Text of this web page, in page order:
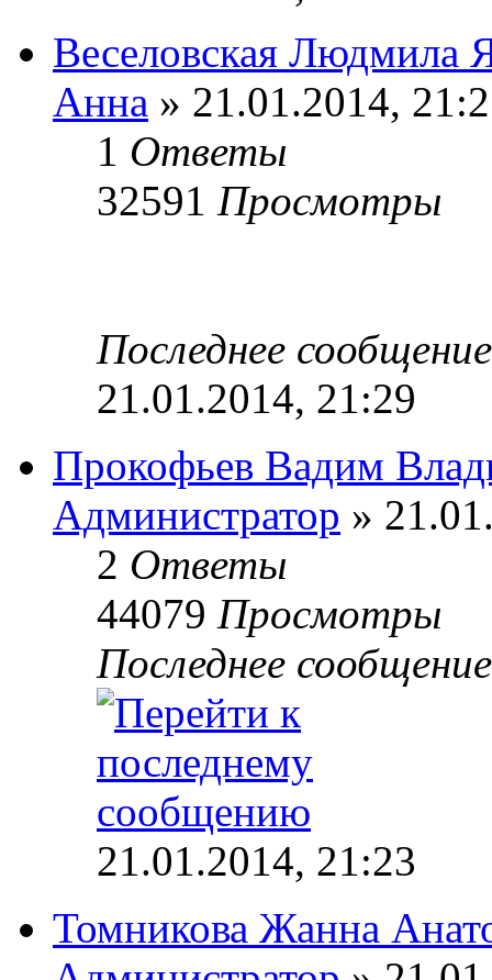
Веселовская Людмила
Анна » 21.01.2014,
1 Ответы
32591 Просмотры
Последнее
21.01.2014, 21:29
Прокофьев Вадим
Администратор »
2 Ответы
44079 Просмотры
Последнее
21.01.2014, 21:23
Томникова Жанна